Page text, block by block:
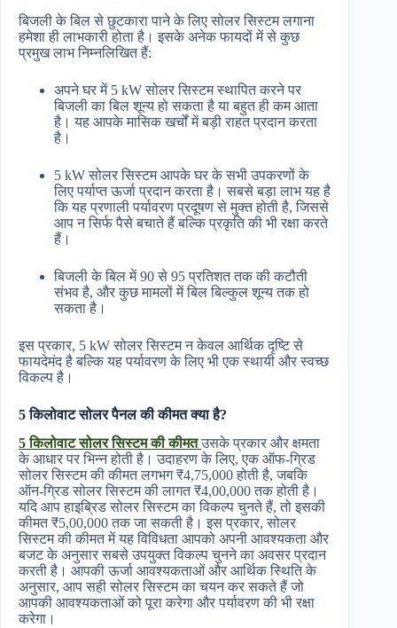
बिजली के बिल से छुटकारा पाने के लिए सोलर सिस्टम लगाना
हमेशा ही लाभकारी होता है। इसके अनेक फायदों में से कुछ
प्रमुख लाभ निम्नलिखित हैं:
अपने घर में 5 kW सोलर सिस्टम स्थापित करने पर
बिजली का बिल शून्य हो सकता है या बहुत ही कम आता
है। यह आपके मासिक खर्चों में बड़ी राहत प्रदान करता
है।
5 kW सोलर सिस्टम आपके घर के सभी उपकरणों के
लिए पर्याप्त ऊर्जा प्रदान करता है। सबसे बड़ा लाभ यह है
कि यह प्रणाली पर्यावरण प्रदूषण से मुक्त होती है, जिससे
आप न सिर्फ पैसे बचाते हैं बल्कि प्रकृति की भी रक्षा करते
हैं।
बिजली के बिल में 90 से 95 प्रतिशत तक की कटौती
संभव है, और कुछ मामलों में बिल बिल्कुल शून्य तक हो
सकता है।
इस प्रकार, 5 kW सोलर सिस्टम न केवल आर्थिक दृष्टि से
फायदेमंद है बल्कि यह पर्यावरण के लिए भी एक स्थायी और स्वच्छ
विकल्प है।
5 किलोवाट सोलर पैनल की कीमत क्या है?
5 किलोवाट सोलर सिस्टम की कीमत उसके प्रकार और क्षमता
के आधार पर भिन्न होती है। उदाहरण के लिए, एक ऑफ-ग्रिड
सोलर सिस्टम की कीमत लगभग ₹4,75,000 होती है, जबकि
ऑन-ग्रिड सोलर सिस्टम की लागत ₹4,00,000 तक होती है।
यदि आप हाइब्रिड सोलर सिस्टम का विकल्प चुनते हैं, तो इसकी
कीमत ₹5,00,000 तक जा सकती है। इस प्रकार, सोलर
सिस्टम की कीमत में यह विविधता आपको अपनी आवश्यकता और
बजट के अनुसार सबसे उपयुक्त विकल्प चुनने का अवसर प्रदान
करती है। आपकी ऊर्जा आवश्यकताओं और आर्थिक स्थिति के
अनुसार, आप सही सोलर सिस्टम का चयन कर सकते हैं जो
आपकी आवश्यकताओं को पूरा करेगा और पर्यावरण की भी रक्षा
करेगा।